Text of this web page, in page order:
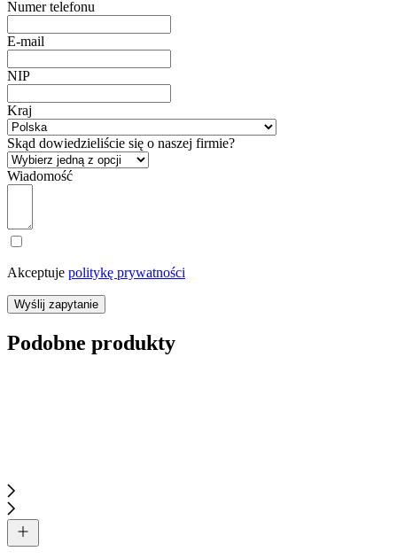
Numer telefonu
E-mail
NIP
Kraj
Skąd dowiedzieliście się o naszej firmie?
Wiadomość
Akceptuje politykę prywatności
Wyślij zapytanie
Podobne produkty